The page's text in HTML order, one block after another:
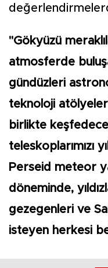
"Gökyüzü
atmosferde
gündüzleri
teknoloji
birlikte
teleskoplarımızı
Perseid meteor
döneminde,
gezegenleri ve
isteyen herkesi